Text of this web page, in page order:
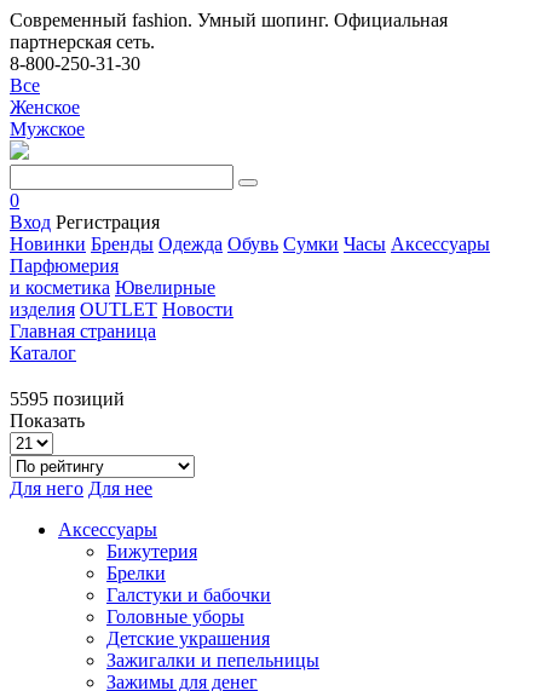
Современный fashion. Умный шопинг. Официальная
партнерская сеть.
8-800-250-31-30
Все
Женское
Мужское
0
Вход Регистрация
Новинки Бренды Одежда Обувь Сумки Часы Аксессуары
Парфюмерия
и косметика Ювелирные
изделия OUTLET Новости
Главная страница
Каталог
5595 позиций
Показать
Для него Для нее
Аксессуары
Бижутерия
Брелки
Галстуки и бабочки
Головные уборы
Детские украшения
Зажигалки и пепельницы
Зажимы для денег